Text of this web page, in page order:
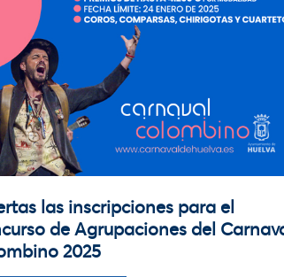
las inscripciones para el
de Agrupaciones del
2025